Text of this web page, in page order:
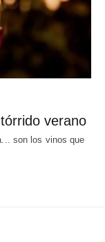
verano
son los vinos que